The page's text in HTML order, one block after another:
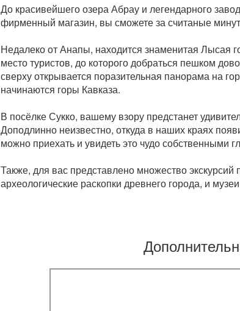
До красивейшего озера Абрау и легендарного
фирменный магазин, вы сможете за считаные
Недалеко от Анапы, находится знаменитая Лысая
место туристов, до которого добраться пешком
сверху открывается поразительная панорама на
начинаются горы Кавказа.
В посёлке Сукко, вашему взору предстанет
Доподлинно неизвестно, откуда в наших краях
можно приехать и увидеть это чудо собственными
Также, для вас представлено множество
археологические раскопки древнего города, и